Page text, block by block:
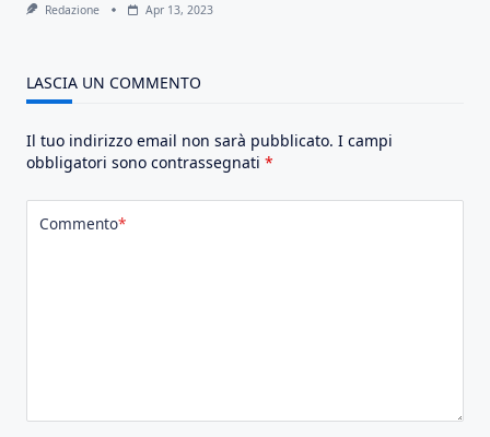
Redazione Apr 13, 2023
LASCIA UN COMMENTO
Il tuo indirizzo email non sarà pubblicato. I campi
obbligatori sono contrassegnati *
Commento*